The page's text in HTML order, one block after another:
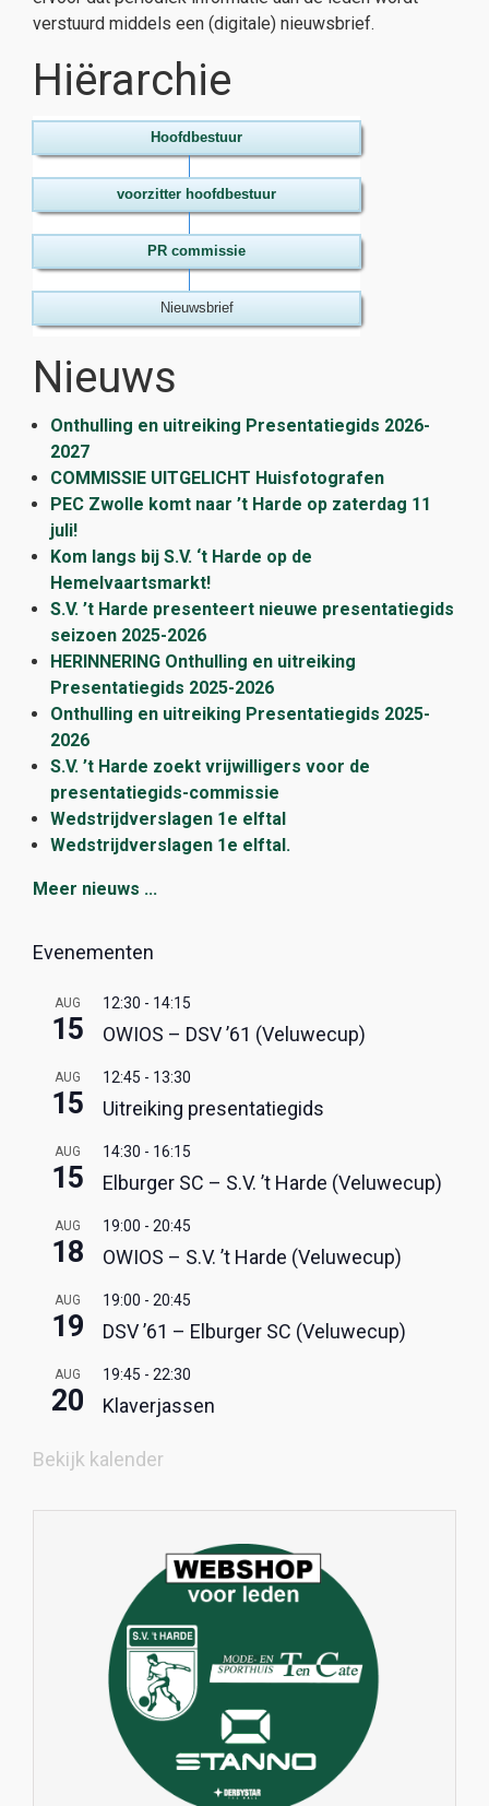
verstuurd middels een (digitale) nieuwsbrief.
Hiërarchie
Hoofdbestuur
voorzitter hoofdbestuur
PR commissie
Nieuwsbrief
Nieuws
Onthulling en uitreiking Presentatiegids 2026-
2027
COMMISSIE UITGELICHT Huisfotografen
PEC Zwolle komt naar ’t Harde op zaterdag 11
juli!
Kom langs bij S.V. ‘t Harde op de
Hemelvaartsmarkt!
S.V. ’t Harde presenteert nieuwe presentatiegids
seizoen 2025-2026
HERINNERING Onthulling en uitreiking
Presentatiegids 2025-2026
Onthulling en uitreiking Presentatiegids 2025-
2026
S.V. ’t Harde zoekt vrijwilligers voor de
presentatiegids-commissie
Wedstrijdverslagen 1e elftal
Wedstrijdverslagen 1e elftal.
Meer nieuws ...
Evenementen
AUG
15
12:30 - 14:15
OWIOS – DSV ’61 (Veluwecup)
AUG
15
12:45 - 13:30
Uitreiking presentatiegids
AUG
15
14:30 - 16:15
Elburger SC – S.V. ’t Harde (Veluwecup)
AUG
18
19:00 - 20:45
OWIOS – S.V. ’t Harde (Veluwecup)
AUG
19
19:00 - 20:45
DSV ’61 – Elburger SC (Veluwecup)
AUG
20
19:45 - 22:30
Klaverjassen
Bekijk kalender